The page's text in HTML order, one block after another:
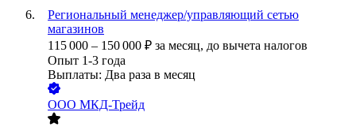
Региональный менеджер/управляющий сетью
магазинов
115 000 – 150 000 ₽ за месяц, до вычета налогов
Опыт 1-3 года
Выплаты: Два раза в месяц
ООО МКД-Трейд